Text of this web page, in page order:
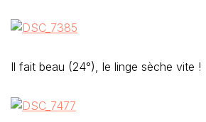
Il fait beau (24°), le linge sèche vite !